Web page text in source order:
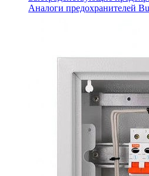
Аналоги предохранителей